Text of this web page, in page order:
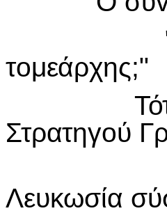
"Γιατί
τoμεάρχης;"
Τότε
Στρατηγoύ
Τηv
Λευκωσία